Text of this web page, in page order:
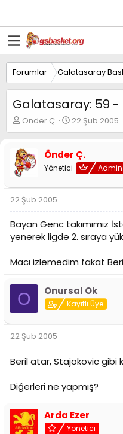
Forumlar Galatasaray
Galatasaray: 59 -
K
o
u
y
u
B
a
ş
a
t
n
Önder Ç.
B
a
l
a
n
g
a
r
h
22 Şub 2005
Önder Ç.
Yönetici Admin
22 Şub 2005
Bayan Genc takımımız
yenerek ligde 2. sıraya
Macı izlemedim fakat
O Onursal Ok
Kayıtlı Üye
22 Şub 2005
Beril atar, Stajokovic gibi
Diğerleri ne yapmış?
Arda Ezer
Yönetici